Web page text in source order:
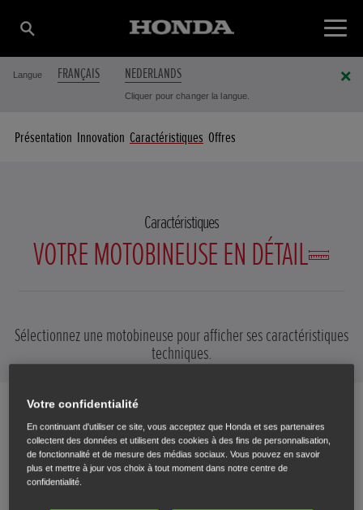
Langue FRANÇAIS NEDERLANDS
Cliquer pour changer la langue.
Présentation Innovation Caractéristiques Offres
Caractéristiques
VOTRE MOTOBINEUSE EN DÉTAIL
Sélectionnez une motobineuse pour afficher ses caractéristiques
techniques.
F 560
Tracteur à deux roues à plusieurs vitesses, à poignées réversibles et
avec huit accessoires en option.
Votre confidentialité
En continuant d'utiliser ce site, vous acceptez que Honda et ses partenaires
collectent des données et utilisent des cookies à des fins de personnalisation,
de fonctionnalité et de mesure des médias sociaux. Vous pouvez en savoir
plus et mettre à jour vos choix à tout moment dans notre centre de
confidentialité.